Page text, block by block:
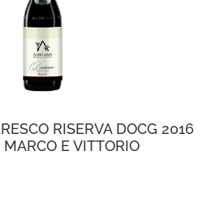
RISERVA DOCG 2016
E VITTORIO